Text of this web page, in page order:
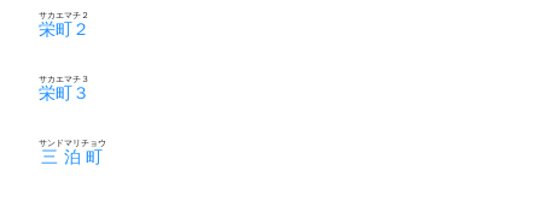
栄町２
サカエマチ２
栄町３
サカエマチ３
三泊町
サンドマリチョウ